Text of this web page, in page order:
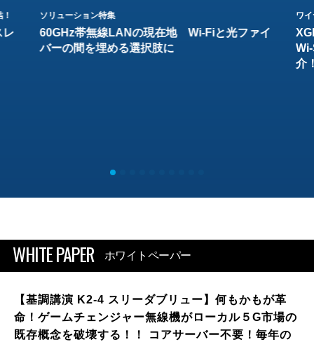
レ
ソリューション特集
60GHz帯無線LANの現在地 Wi-Fiと光ファイ
バーの間を埋める選択肢に
ワ
介
WHITE PAPER ホワイトペーパー
【基調講演 K2-4 スリーダブリュー】何もかもが革
命！ゲームチェンジャー無線機がローカル５G市場の
既存概念を破壊する！！ コアサーバー不要！毎年の